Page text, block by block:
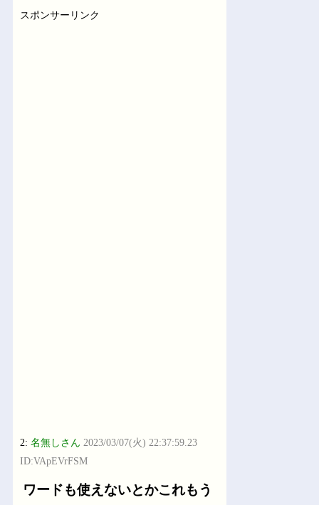
スポンサーリンク
2:名無しさん 2023/03/07(火) 22:37:59.23
ID:VApEVrFSM
ワードも使えないとかこれもう